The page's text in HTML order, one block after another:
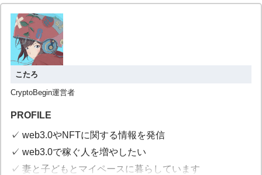
こたろ
CryptoBegin運営者
PROFILE
✓ web3.0やNFTに関する情報を発信
✓ web3.0で稼ぐ人を増やしたい
✓ 妻と子どもとマイペースに暮らしています